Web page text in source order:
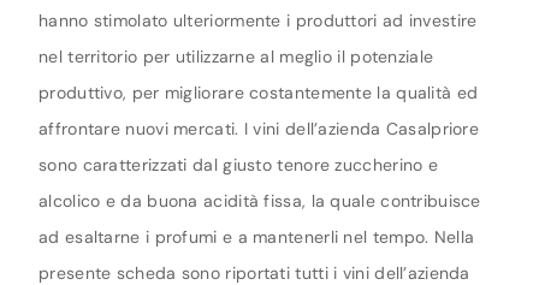
hanno stimolato ulteriormente i produttori ad investire
nel territorio per utilizzarne al meglio il potenziale
produttivo, per migliorare costantemente la qualità ed
affrontare nuovi mercati. I vini dell’azienda Casalpriore
sono caratterizzati dal giusto tenore zuccherino e
alcolico e da buona acidità fissa, la quale contribuisce
ad esaltarne i profumi e a mantenerli nel tempo. Nella
presente scheda sono riportati tutti i vini dell’azienda